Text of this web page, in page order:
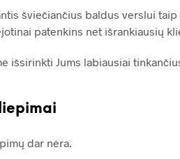
šviečiančius baldus verslui
patenkins net išrankiausių
išsirinkti Jums labiausiai
dar nėra.